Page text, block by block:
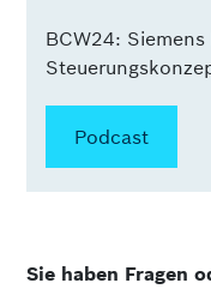
BCW24:
Podcast
Sie haben Fragen